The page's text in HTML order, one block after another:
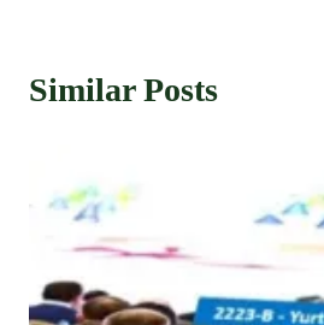
Similar Posts